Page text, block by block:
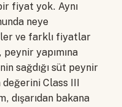
fiyat yok. Aynı
neye
ve farklı fiyatlar
yapımına
sağdığı süt peynir
Class III
dışarıdan bakana